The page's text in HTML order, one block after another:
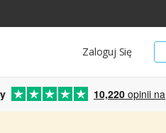
Zaloguj Się
10,220 opinii na